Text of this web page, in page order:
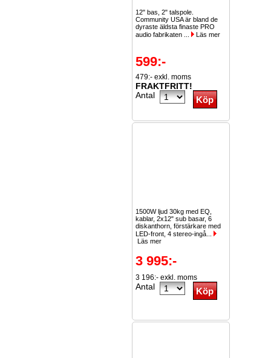
12" bas, 2" talspole.
Community USA är bland de
dyraste äldsta finaste PRO
audio fabrikaten ...
Läs mer
599:-
479:- exkl. moms
FRAKTFRITT!
Antal
1500W ljud 30kg med EQ,
kablar, 2x12" sub basar, 6
diskanthorn, förstärkare med
LED-front, 4 stereo-ingå...
Läs mer
3 995:-
3 196:- exkl. moms
Antal